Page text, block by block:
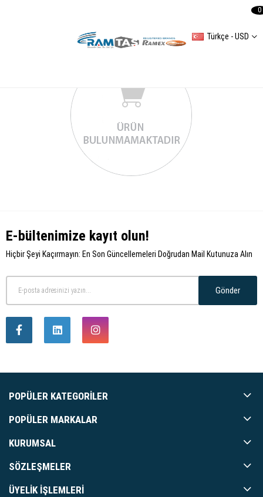
Türkçe - USD
0
E-bültenimize kayıt olun!
Hiçbir Şeyi Kaçırmayın: En Son Güncellemeleri Doğrudan Mail Kutunuza Alın
Gönder
POPÜLER KATEGORILER
POPÜLER MARKALAR
KURUMSAL
SÖZLEŞMELER
ÜYELIK İŞLEMLERI